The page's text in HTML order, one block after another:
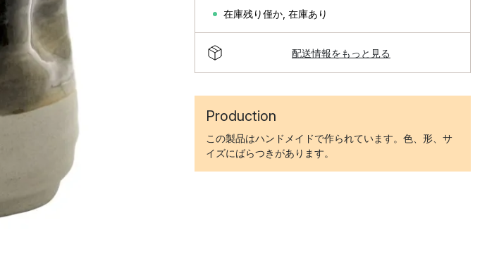
在庫残り僅か 在庫あり
配送情報をもっと見る
Production
この製品はハンドメイドで作られています。色、形、サ
イズにばらつきがあります。